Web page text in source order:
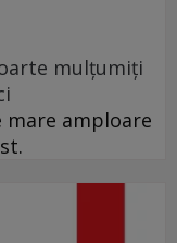
mulţumiţi
amploare